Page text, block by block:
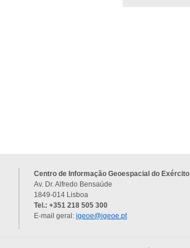
Centro de Informação Geoespacial do Exército
Av. Dr. Alfredo Bensaúde
1849-014 Lisboa
Tel.: +351 218 505 300
E-mail geral: igeoe@igeoe.pt